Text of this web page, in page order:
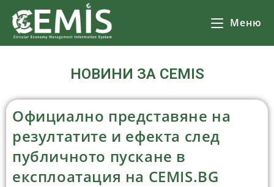
Меню
НОВИНИ ЗА CEMIS
Официално представяне на
резултатите и ефекта след
публичното пускане в
експлоатация на CEMIS.BG